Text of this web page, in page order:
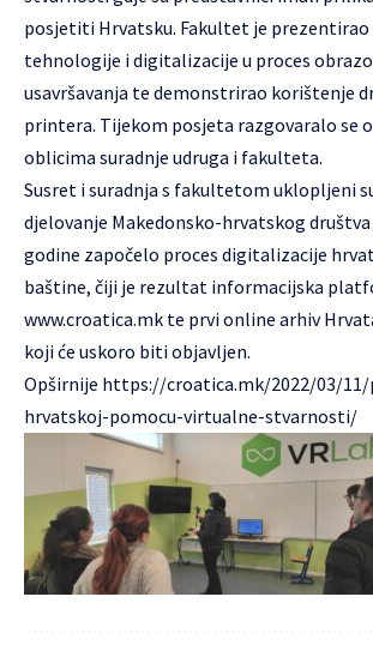
posjetiti Hrvatsku. Fakultet je prezentirao
tehnologije i digitalizacije u proces
usavršavanja te demonstrirao korištenje
printera. Tijekom posjeta razgovaralo se
oblicima suradnje udruga i fakulteta.
Susret i suradnja s fakultetom uklopljeni
djelovanje Makedonsko-hrvatskog
godine započelo proces digitalizacije
baštine, čiji je rezultat informacijska
www.croatica.mk te prvi online arhiv
koji će uskoro biti objavljen.
Opširnije https://croatica.mk/2022/03/
hrvatskoj-pomocu-virtualne-stvarnosti/